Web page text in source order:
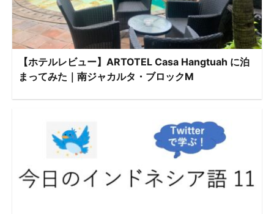
【ホテルレビュー】ARTOTEL Casa Hangtuah に泊
まってみた｜南ジャカルタ・ブロックM